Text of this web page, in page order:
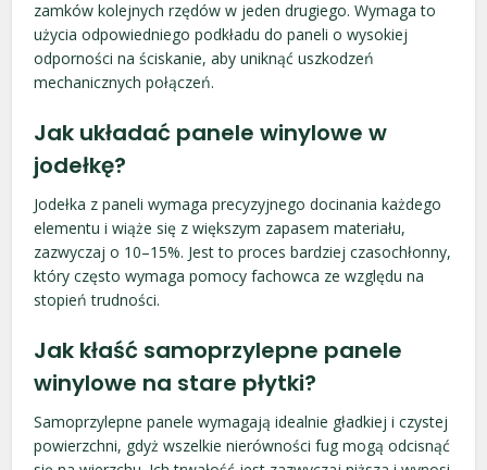
zamków kolejnych rzędów w jeden drugiego. Wymaga to
użycia odpowiedniego podkładu do paneli o wysokiej
odporności na ściskanie, aby uniknąć uszkodzeń
mechanicznych połączeń.
Jak układać panele winylowe w
jodełkę?
Jodełka z paneli wymaga precyzyjnego docinania każdego
elementu i wiąże się z większym zapasem materiału,
zazwyczaj o 10–15%. Jest to proces bardziej czasochłonny,
który często wymaga pomocy fachowca ze względu na
stopień trudności.
Jak kłaść samoprzylepne panele
winylowe na stare płytki?
Samoprzylepne panele wymagają idealnie gładkiej i czystej
powierzchni, gdyż wszelkie nierówności fug mogą odcisnąć